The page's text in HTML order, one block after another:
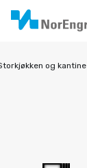
og kantine